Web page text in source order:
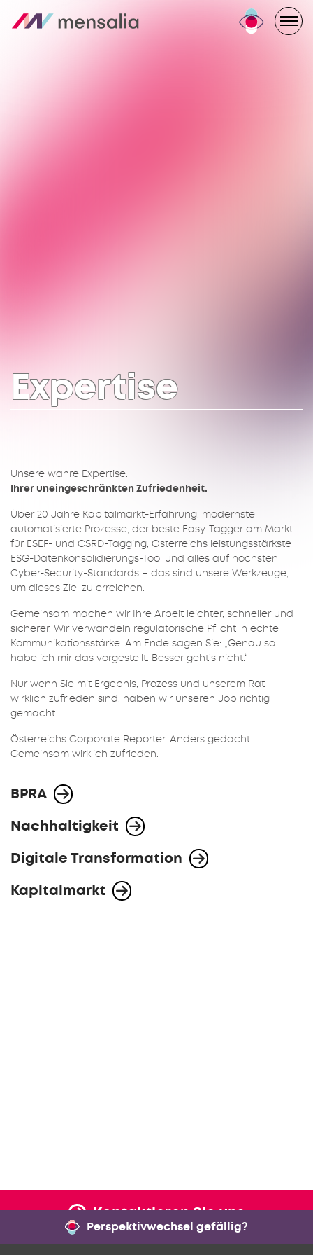
Perspektivwechsel gefällig?
Expertise
Unsere wahre Expertise:
Ihrer uneingeschränkten Zufriedenheit.
Über 20 Jahre Kapitalmarkt-Erfahrung, modernste
automatisierte Prozesse, der beste Easy-Tagger am Markt
für ESEF- und CSRD-Tagging, Österreichs leistungsstärkste
ESG-Datenkonsolidierungs-Tool und alles auf höchsten
Cyber-Security-Standards – das sind unsere Werkzeuge,
um dieses Ziel zu erreichen.
Gemeinsam machen wir Ihre Arbeit leichter, schneller und
sicherer. Wir verwandeln regulatorische Pflicht in echte
Kommunikationsstärke. Am Ende sagen Sie: „Genau so
habe ich mir das vorgestellt. Besser geht’s nicht.“
Nur wenn Sie mit Ergebnis, Prozess und unserem Rat
wirklich zufrieden sind, haben wir unseren Job richtig
gemacht.
Österreichs Corporate Reporter. Anders gedacht.
Gemeinsam wirklich zufrieden.
BPRA
Nachhaltigkeit
Digitale Transformation
Kapitalmarkt
Kontaktieren Sie uns